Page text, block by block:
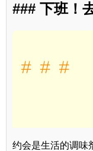
### 下班！
约会是生活的调味